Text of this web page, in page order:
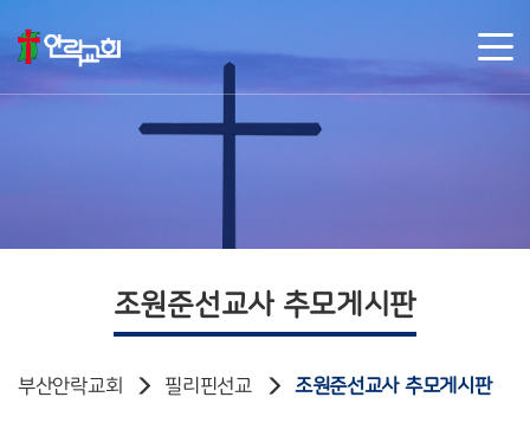
조원준선교사 추모게시판
부산안락교회 필리핀선교 조원준선교사 추모게시판